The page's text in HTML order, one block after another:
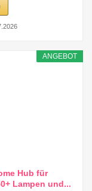
ANGEBOT
Hub für
Lampen und...